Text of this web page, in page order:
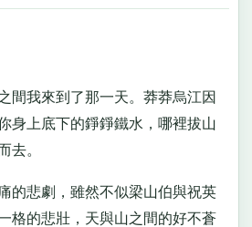
我來到了那一天。莽莽烏江因
身上底下的錚錚鐵水，哪裡拔山
去。
悲劇，雖然不似梁山伯與祝英
格的悲壯，天與山之間的好不蒼